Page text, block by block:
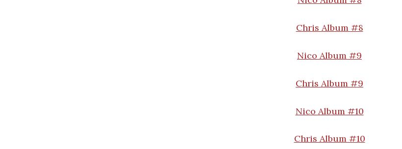
Chris Album #8
Nico Album #9
Chris Album #9
Nico Album #10
Chris Album #10